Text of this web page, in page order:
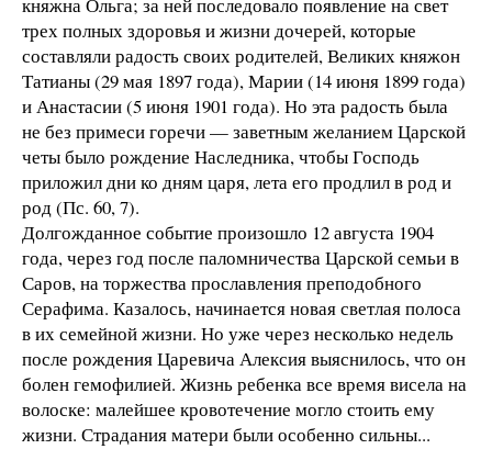
княжна Ольга; за ней последовало появление на свет
трех полных здоровья и жизни дочерей, которые
составляли радость своих родителей, Великих княжон
Татианы (29 мая 1897 года), Марии (14 июня 1899 года)
и Анастасии (5 июня 1901 года). Но эта радость была
не без примеси горечи — заветным желанием Царской
четы было рождение Наследника, чтобы Господь
приложил дни ко дням царя, лета его продлил в род и
род (Пс. 60, 7).
Долгожданное событие произошло 12 августа 1904
года, через год после паломничества Царской семьи в
Саров, на торжества прославления преподобного
Серафима. Казалось, начинается новая светлая полоса
в их семейной жизни. Но уже через несколько недель
после рождения Царевича Алексия выяснилось, что он
болен гемофилией. Жизнь ребенка все время висела на
волоске: малейшее кровотечение могло стоить ему
жизни. Страдания матери были особенно сильны...